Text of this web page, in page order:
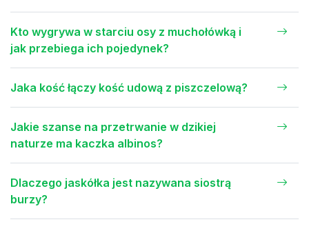
Kto wygrywa w starciu osy z muchołówką i
jak przebiega ich pojedynek?
Jaka kość łączy kość udową z piszczelową?
Jakie szanse na przetrwanie w dzikiej
naturze ma kaczka albinos?
Dlaczego jaskółka jest nazywana siostrą
burzy?